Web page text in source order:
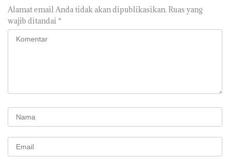
Alamat email Anda tidak akan dipublikasikan. Ruas yang
wajib ditandai *